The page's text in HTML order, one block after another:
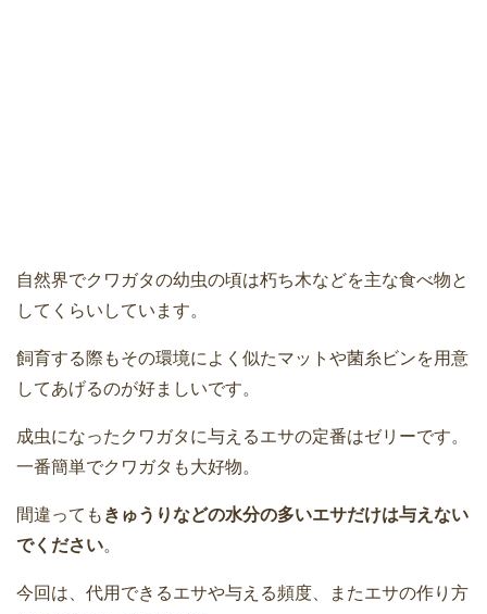
自然界でクワガタの幼虫の頃は朽ち木などを主な食べ物と
してくらいしています。
飼育する際もその環境によく似たマットや菌糸ビンを用意
してあげるのが好ましいです。
成虫になったクワガタに与えるエサの定番はゼリーです。
一番簡単でクワガタも大好物。
間違っても きゅうりなどの水分の多いエサだけは与えない
でください。
今回は、代用できるエサや与える頻度、またエサの作り方